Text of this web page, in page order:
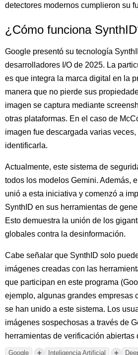
detectores modernos cumplieron su
¿Cómo funciona
Google presentó su tecnología
desarrolladores I/O de 2025. La
es que integra la marca digital en la
manera que no pierde sus
imagen se captura mediante
otras plataformas. En el caso de
imagen fue descargada varias
identificarla.
Actualmente, este sistema de
todos los modelos Gemini. Además,
unió a esta iniciativa y comenzó a
SynthID en sus herramientas de
Esto demuestra la unión de los
globales contra la desinformación.
Cabe señalar que SynthID solo
imágenes creadas con las
que participan en este programa
ejemplo, algunas grandes empresas
se han unido a este sistema. Los
imágenes sospechosas a través de
herramientas de verificación abiertas
Google + Inteligencia Artificial +